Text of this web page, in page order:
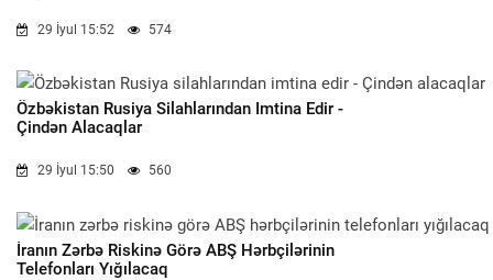
29 İyul 15:52 574
Özbəkistan Rusiya Silahlarından Imtina Edir -
Çindən Alacaqlar
29 İyul 15:50 560
İranın Zərbə Riskinə Görə ABŞ Hərbçilərinin
Telefonları Yığılacaq